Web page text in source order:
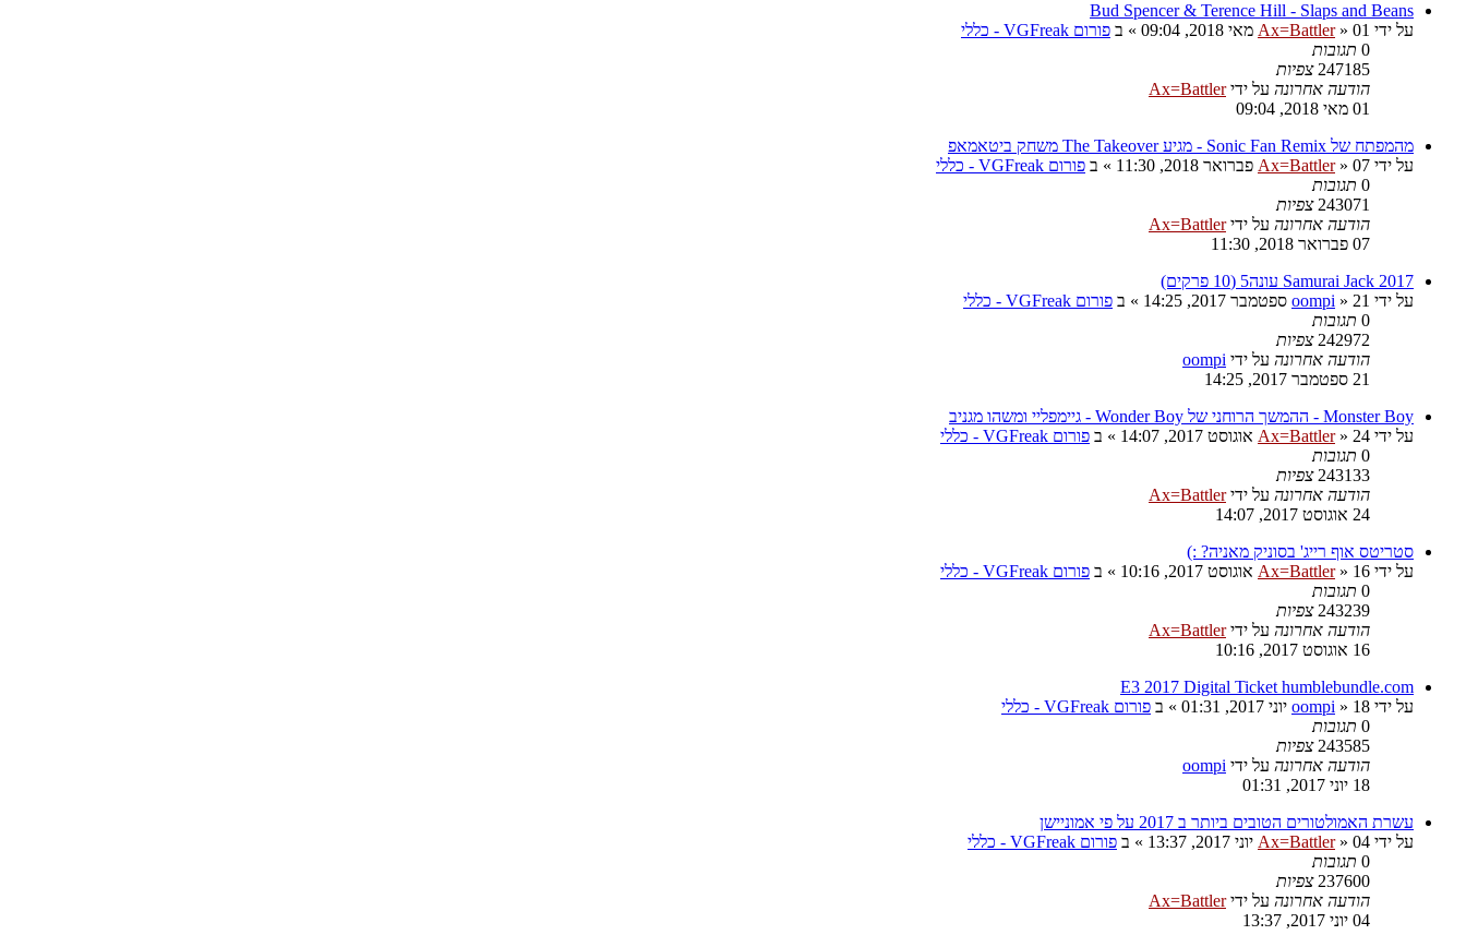
Bud Spencer & Terence Hill - Slaps and Beans
על ידי
Ax=Battler» 01 מאי 2018, 09:04 » ב פורום VGFreak - כללי
0 תגובות
247185 צפיות
הודעה אחרונה על ידיAx=Battler
01 מאי 2018, 09:04
מהמפתח של Sonic Fan Remix - מגיע The Takeover משחק ביטאמאפ
על ידי
Ax=Battler» 07 פברואר 2018, 11:30 » ב פורום VGFreak - כללי
0 תגובות
243071 צפיות
הודעה אחרונה על ידיAx=Battler
07 פברואר 2018, 11:30
Samurai Jack 2017 עונה5 (10 פרקים)
על ידי
oompi » 21 ספטמבר 2017, 14:25 » ב פורום VGFreak - כללי
0 תגובות
242972 צפיות
הודעה אחרונה על ידי oompi
21 ספטמבר 2017, 14:25
Monster Boy - ההמשך הרוחני של Wonder Boy - גיימפליי ומשהו מגניב
על ידי
Ax=Battler» 24 אוגוסט 2017, 14:07 » ב פורום VGFreak - כללי
0 תגובות
243133 צפיות
הודעה אחרונה על ידיAx=Battler
24 אוגוסט 2017, 14:07
סטריטס אוף רייג' בסוניק מאניה? :)
על ידי
Ax=Battler» 16 אוגוסט 2017, 10:16 » ב פורום VGFreak - כללי
0 תגובות
243239 צפיות
הודעה אחרונה על ידיAx=Battler
16 אוגוסט 2017, 10:16
E3 2017 Digital Ticket humblebundle.com
על ידי
oompi » 18 יוני 2017, 01:31 » ב פורום VGFreak - כללי
0 תגובות
243585 צפיות
הודעה אחרונה על ידי oompi
18 יוני 2017, 01:31
עשרת האמולטורים הטובים ביותר ב 2017 על פי אמוניישן
על ידי
Ax=Battler» 04 יוני 2017, 13:37 » ב פורום VGFreak - כללי
0 תגובות
237600 צפיות
הודעה אחרונה על ידיAx=Battler
04 יוני 2017, 13:37